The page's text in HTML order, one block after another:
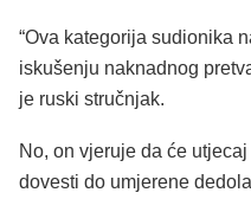
“Ova kategorija sudionika
iskušenju naknadnog
je ruski stručnjak.
No, on vjeruje da će
dovesti do umjerene